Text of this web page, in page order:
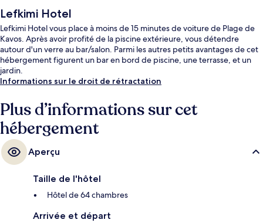
Lefkimi Hotel
Lefkimi Hotel vous place à moins de 15 minutes de voiture de Plage de
Kavos. Après avoir profité de la piscine extérieure, vous détendre
autour d'un verre au bar/salon. Parmi les autres petits avantages de cet
hébergement figurent un bar en bord de piscine, une terrasse, et un
jardin.
Informations sur le droit de rétractation
Plus d’informations sur cet
hébergement
Aperçu
Taille de l'hôtel
Hôtel de 64 chambres
Arrivée et départ